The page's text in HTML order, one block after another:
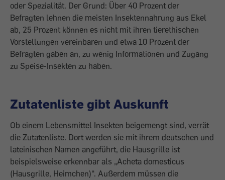
oder Spezialität. Der Grund: Über 40 Prozent der
Befragten lehnen die meisten Insektennahrung aus Ekel
ab, 25 Prozent können es nicht mit ihren tierethischen
Vorstellungen vereinbaren und etwa 10 Prozent der
Befragten gaben an, zu wenig Informationen und Zugang
zu Speise-Insekten zu haben.
Zutatenliste gibt Auskunft
Ob einem Lebensmittel Insekten beigemengt sind, verrät
die Zutatenliste. Dort werden sie mit ihrem deutschen und
lateinischen Namen angeführt, die Hausgrille ist
beispielsweise erkennbar als „Acheta domesticus
(Hausgrille, Heimchen)“. Außerdem müssen die